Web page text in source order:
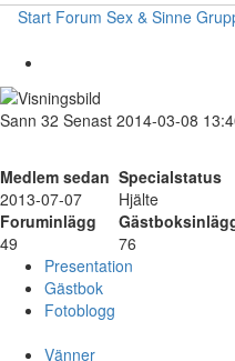
Start Forum Sex & Sinne
Sann 32 Senast 2014-03-08
Medlem sedan Specialstatus
2013-07-07
Hjälte
Foruminlägg
49
76
Presentation
Gästbok
Fotoblogg
Vänner